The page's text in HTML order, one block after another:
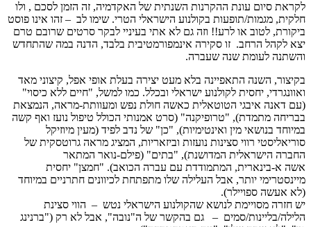
לקראת סיום עונת ההקרנות השנתית של האקדמיה, זה הזמן לסכם , ולו
חלקית, מגמות/תופעות בקולנוע הישראלי הטרי. שימו לב – זהו אינו פוסט
ביקורת, לטוב או לרע!! וזה גם לא אתי בעיניי לבקר סרטים שרובם טרם
יצא לקהל הרחב. זו סקירה אינמפורמטיבית בלבד, הדנה במה שהתחדש
והשתנה לעומת שנה שעברה.
בקיצור, השנה התאפיינה בלא מעט יצירה בעלת אופי אפל, קיצוני מאד
ואוונגרדי, יחסית לקולנוע ישראלי ובכלל. כמו למשל, "חיים ללא כיסוי"
(עם דאנה איבגי הטוטאלית כאשה חולת נפש ומעוותת-מראה, הנמצאת
בבריחה מתמדת), "טרופיקנה" (סרט אמנותי הכולל טיפול נועז ואף קשה
במיוחד בנושאי מין ואינטימיות), "כן" של נדב לפיד (מעין מיוזיקל
סוריאליסטי רווי סצינות נועזות וביזאריות, המציג מראה גרוטסקית של
החברה הישראלית המדושנת), "בתים" (פילם-נואר המתאר
אשה א-בינארית, המתמודדת עם עברה הכואב). "חמצן" יחסית
מיינסטרימי יותר, אבל העלילה שלו מתפתחת לכיוונים חתרניים במיוחד
(לא אעשה ספויילר).
יש חזרה מסויימת לנושא שהקולנוע הישראלי נטש – הווי סצינת
הלילה/בליינות/סמים – גם בהקשר של ה"נובה", אבל לא רק ("ברנינג